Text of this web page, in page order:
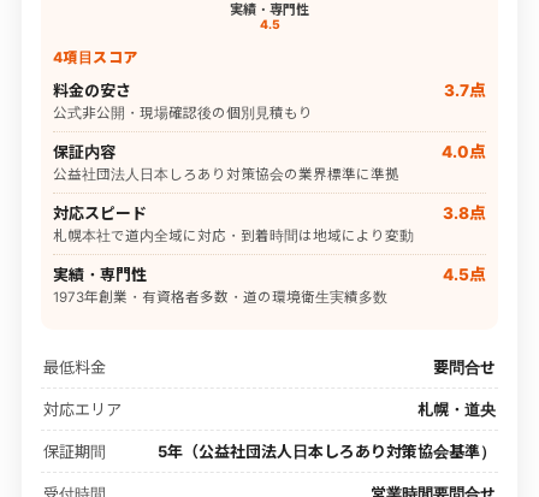
実績・専門性
4.5
4項目スコア
料金の安さ 3.7点
公式非公開・現場確認後の個別見積もり
保証内容 4.0点
公益社団法人日本しろあり対策協会の業界標準に準拠
対応スピード 3.8点
札幌本社で道内全域に対応・到着時間は地域により変動
実績・専門性 4.5点
1973年創業・有資格者多数・道の環境衛生実績多数
最低料金 要問合せ
対応エリア 札幌・道央
保証期間 5年（公益社団法人日本しろあり対策協会基準）